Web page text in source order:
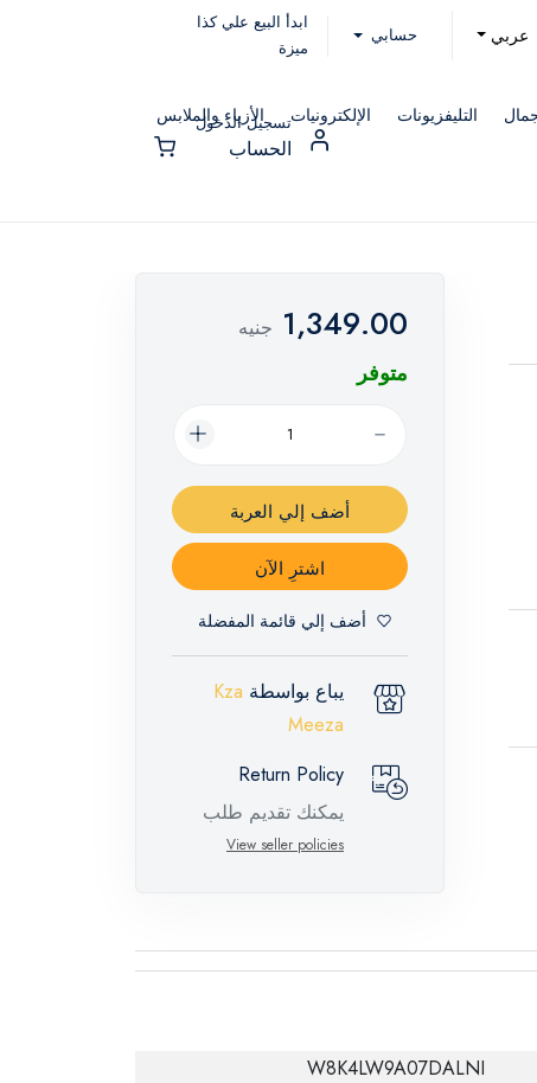
عربي حسابي
ابدأ البيع علي كذا
ميزة
التليفزيونات الإلكترونيات الأزياء والملابس
تسجيل الدخول
الحساب
1,349.00 جنيه
متوفر
أضف إلي العربة
اشترِ الآن
أضف إلي قائمة المفضلة
يباع بواسطة Kza
Meeza
Return Policy
يمكنك تقديم طلب
إرجاع لهذه المنتجات
حالة وجود عيوب من
وقت وصول الطلب،
View seller policies
W8K4LW9A07DALNI